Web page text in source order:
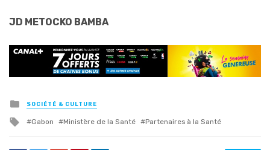
JD METOCKO BAMBA
Posted
in
SOCIÉTÉ & CULTURE
Tagged
Gabon Ministère de la Santé Partenaires à la Santé